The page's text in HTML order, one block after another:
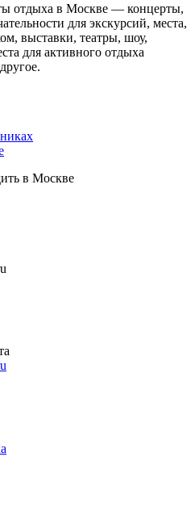
отдыха в Москве — концерты,
для экскурсий, места,
выставки, театры, шоу,
для активного отдыха
в Москве